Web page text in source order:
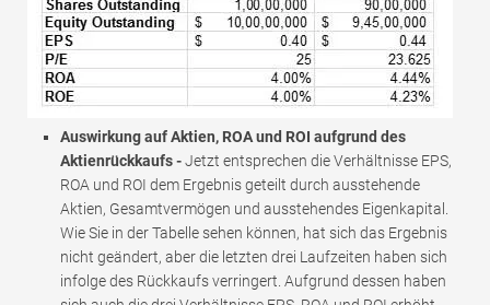
Auswirkung auf Aktien, ROA und ROI aufgrund des
Aktienrückkaufs -Jetzt entsprechen die Verhältnisse EPS,
ROA und ROI dem Ergebnis geteilt durch ausstehende
Aktien, Gesamtvermögen und ausstehendes Eigenkapital.
Wie Sie in der Tabelle sehen können, hat sich das Ergebnis
nicht geändert, aber die letzten drei Laufzeiten haben sich
infolge des Rückkaufs verringert. Aufgrund dessen haben